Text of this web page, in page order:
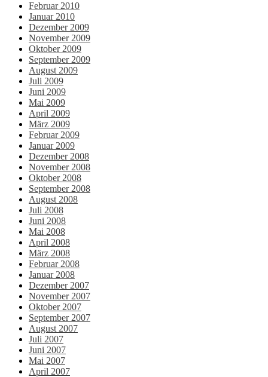
Februar 2010
Januar 2010
Dezember 2009
November 2009
Oktober 2009
September 2009
August 2009
Juli 2009
Juni 2009
Mai 2009
April 2009
März 2009
Februar 2009
Januar 2009
Dezember 2008
November 2008
Oktober 2008
September 2008
August 2008
Juli 2008
Juni 2008
Mai 2008
April 2008
März 2008
Februar 2008
Januar 2008
Dezember 2007
November 2007
Oktober 2007
September 2007
August 2007
Juli 2007
Juni 2007
Mai 2007
April 2007